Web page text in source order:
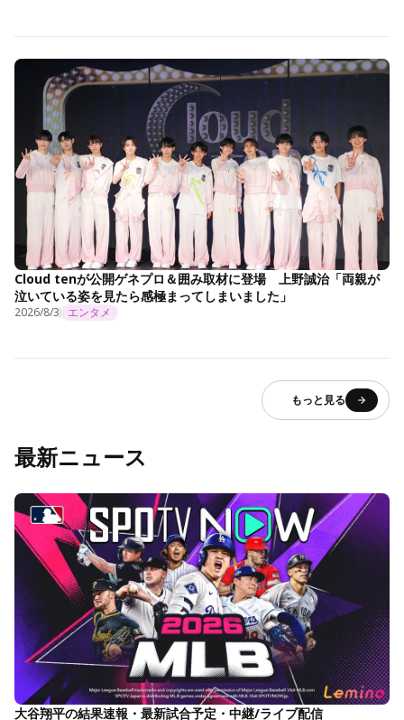
Cloud tenが公開ゲネプロ＆囲み取材に登場 上野誠治「両親が
泣いている姿を見たら感極まってしまいました」
2026/8/3 エンタメ
もっと見る
最新ニュース
大谷翔平の結果速報・最新試合予定・中継/ライブ配信